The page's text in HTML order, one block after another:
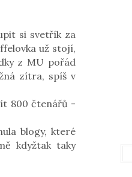
si svetřík za
už stojí,
z MU pořád
zítra, spíš v
800 čtenářů -
blogy, které
kdyžtak taky